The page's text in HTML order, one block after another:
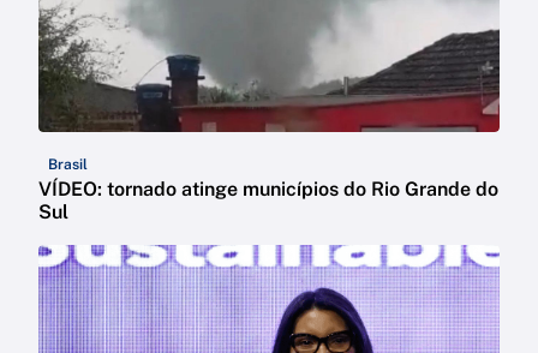
Brasil
VÍDEO: tornado atinge municípios do Rio Grande do
Sul